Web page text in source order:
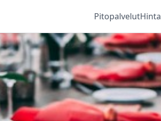
PitopalvelutHinta